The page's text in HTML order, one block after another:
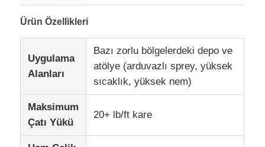
Ev
Ürün Özellikleri
Uygulama
Alanları
Bazı zorlu bölgelerdeki depo ve
atölye (arduvazlı sprey, yüksek
sıcaklık, yüksek nem)
Maksimum
Çatı Yükü
20+ lb/ft kare